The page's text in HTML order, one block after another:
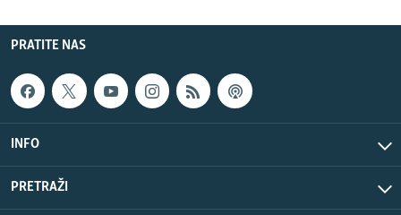
PRATITE NAS
INFO
PRETRAŽI